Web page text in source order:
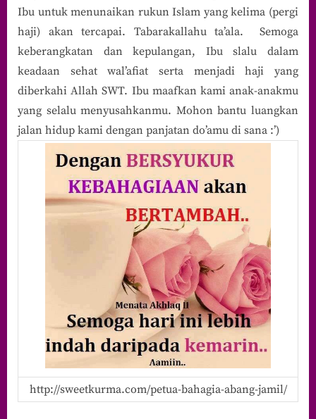
Ibu untuk menunaikan rukun Islam yang kelima (pergi
haji) akan tercapai. Tabarakallahu ta’ala. Semoga
keberangkatan dan kepulangan, Ibu slalu dalam
keadaan sehat wal’afiat serta menjadi haji yang
diberkahi Allah SWT. Ibu maafkan kami anak-anakmu
yang selalu menyusahkanmu. Mohon bantu luangkan
jalan hidup kami dengan panjatan do’amu di sana :’)
http://sweetkurma.com/petua-bahagia-abang-jamil/